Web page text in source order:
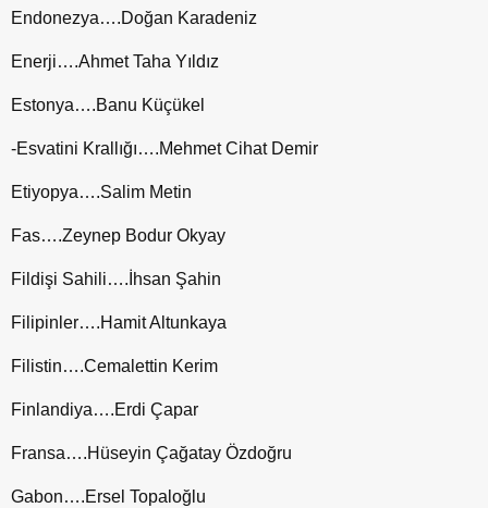
Endonezya….Doğan Karadeniz
Enerji….Ahmet Taha Yıldız
Estonya….Banu Küçükel
-Esvatini Krallığı….Mehmet Cihat Demir
Etiyopya….Salim Metin
Fas….Zeynep Bodur Okyay
Fildişi Sahili….İhsan Şahin
Filipinler….Hamit Altunkaya
Filistin….Cemalettin Kerim
Finlandiya….Erdi Çapar
Fransa….Hüseyin Çağatay Özdoğru
Gabon….Ersel Topaloğlu